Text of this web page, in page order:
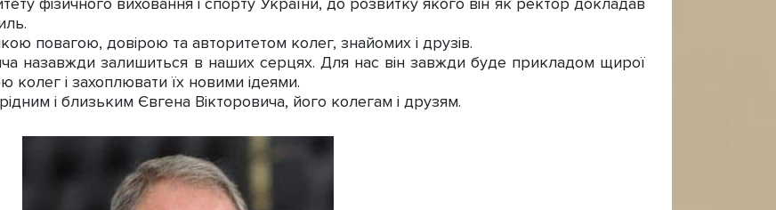
фізичного виховання і спорту України, до розвитку якого він як ректор докладав
повагою, довірою та авторитетом колег, знайомих і друзів.
назавжди залишиться в наших серцях. Для нас він завжди буде прикладом щирої
колег і захоплювати їх новими ідеями.
і близьким Євгена Вікторовича, його колегам і друзям.